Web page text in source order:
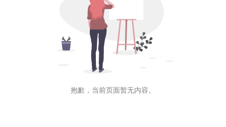
抱歉，当前页面暂无内容。